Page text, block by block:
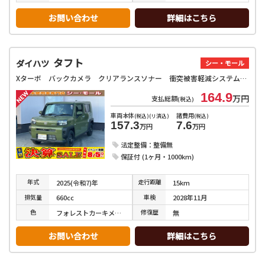
お問い合わせ 詳細はこちら
ダイハツ タフト シー・モール
Xターボ バックカメラ クリアランスソナー 衝突被害軽減システム オートライト LEDヘッドランプ スマートキー アイドリングストップ 電動格納ミラー サンルーフ CVT 盗難防止システム ABS ESC
支払総額(税込) 164.9万円
車両本体(税込)(リ済込)
157.3万円
諸費用(税込)
7.6万円
法定整備：整備無
保証付 (1ヶ月・1000km)
年式 2025(令和7)年 走行距離 15km
排気量 660cc 車検 2028年11月
色 フォレストカーキメタリック 修復歴 無
お問い合わせ 詳細はこちら